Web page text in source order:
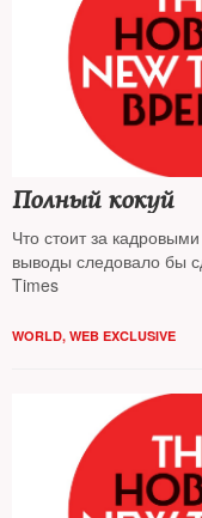
Полный кокуй
Что стоит за
выводы следовало бы
Times
WORLD, WEB EXCLUSIVE